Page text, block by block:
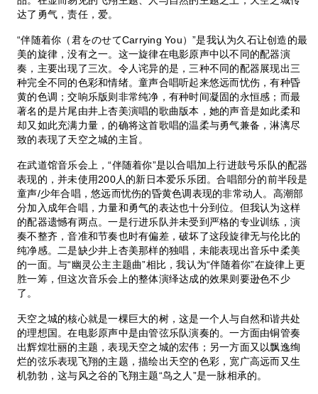
达了勇气，责任，爱。
“伴随着你（君をのせてCarrying You）”是我认为久石让创造的最
美的旋律，没有之一。这一旋律在电影原声中以不同的配器演
奏，主要出现了三次。令人诧异的是，三种不同的配器展现出三
种完全不同的色彩和情绪。童声合唱听起来悠远而忧伤，有种昏
黄的色调；交响乐版则非常纯净，有种时间凝固的永恒感；而最
著名的是片尾由井上杏美演唱的歌曲版本，她的声音是如此柔和
却又如此充满力量，的确将这首歌唱的温柔与勇气兼备，淋漓尽
致的表现了天空之城的主旨。
在武道馆音乐会上，“伴随着你”是以合唱加上行进鼓号乐队的配器
表现的，并未使用200人的新日本爱乐乐团。合唱部分的前半段是
童声/少年合唱，悠远而忧伤的昏黄色调表现的非常动人。高潮部
分加入成年合唱，力量和勇气的表达也十分到位。但我认为这样
的配器遗憾有两点。一是行进乐队并未受到严格的专业训练，演
奏不整齐，音准和节奏也时有偏差，破坏了这段旋律无与伦比的
纯净感。二是缺少井上杏美那样的独唱，未能表现出音乐中柔美
的一面。与“幽灵公主主题曲”相比，我认为“伴随着你”在旋律上更
胜一筹，但这次音乐会上的整体演绎达成的效果则要逊色不少
了。
天空之城的核心就是一棵巨大的树，这是一个人与自然和谐共处
的理想国。在电影原声中是由管弦乐队演奏的。一方面由铜管奏
出辉煌壮丽的主题，表现天空之城的宏伟；另一方面又以飘逸绚
烂的弦乐表现飞翔的主题，描绘出天空的色彩，宽广高远而又生
机勃勃，这与风之谷的飞翔主题“鸟之人”是一脉相承的。